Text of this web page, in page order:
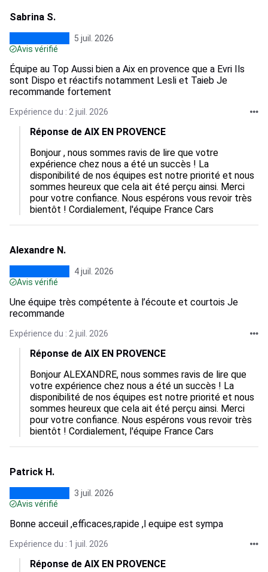
Sabrina S.
5 juil. 2026
Avis vérifié
Équipe au Top Aussi bien a Aix en provence que a Evri Ils
sont Dispo et réactifs notamment Lesli et Taieb Je
recommande fortement
Expérience du : 2 juil. 2026
Réponse de AIX EN PROVENCE
Bonjour , nous sommes ravis de lire que votre
expérience chez nous a été un succès ! La
disponibilité de nos équipes est notre priorité et nous
sommes heureux que cela ait été perçu ainsi. Merci
pour votre confiance. Nous espérons vous revoir très
bientôt ! Cordialement, l'équipe France Cars
Alexandre N.
4 juil. 2026
Avis vérifié
Une équipe très compétente à l’écoute et courtois Je
recommande
Expérience du : 2 juil. 2026
Réponse de AIX EN PROVENCE
Bonjour ALEXANDRE, nous sommes ravis de lire que
votre expérience chez nous a été un succès ! La
disponibilité de nos équipes est notre priorité et nous
sommes heureux que cela ait été perçu ainsi. Merci
pour votre confiance. Nous espérons vous revoir très
bientôt ! Cordialement, l'équipe France Cars
Patrick H.
3 juil. 2026
Avis vérifié
Bonne acceuil ,efficaces,rapide ,l equipe est sympa
Expérience du : 1 juil. 2026
Réponse de AIX EN PROVENCE